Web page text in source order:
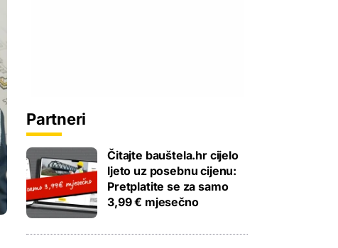
Partneri
Čitajte bauštela.hr cijelo
ljeto uz posebnu cijenu:
Pretplatite se za samo
3,99 € mjesečno